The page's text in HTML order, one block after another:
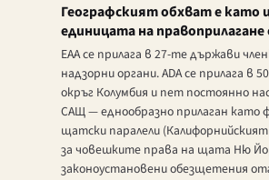
Географският обхват е като
единицата на правоприлагане
EAA се прилага в 27-те държави
надзорни органи. ADA се прилага
окръг Колумбия и пет постоянно
САЩ — еднообразно прилаган като
щатски паралели (Калифорнийският
за човешките права на щата Ню
законоустановени обезщетения